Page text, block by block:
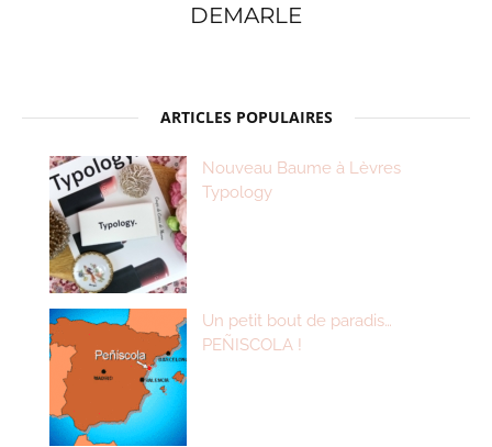
DEMARLE
ARTICLES POPULAIRES
Nouveau Baume à Lèvres
Typology
Un petit bout de paradis…
PEÑISCOLA !